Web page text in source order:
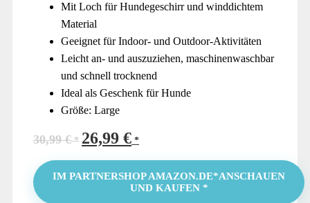
Mit Loch für Hundegeschirr und winddichtem
Material
Geeignet für Indoor- und Outdoor-Aktivitäten
Leicht an- und auszuziehen, maschinenwaschbar
und schnell trocknend
Ideal als Geschenk für Hunde
Größe: Large
30,99€
Ursprünglicher
war:
26,99 € Aktueller
ist:
26,99 €.
IM PARTNERSHOP AMAZON.DE*ANSCHAUEN
UND KAUFEN *